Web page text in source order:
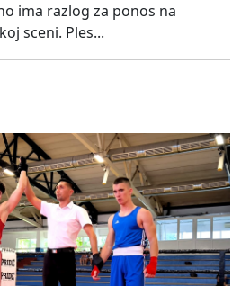
ima razlog za ponos na
sceni. Ples...